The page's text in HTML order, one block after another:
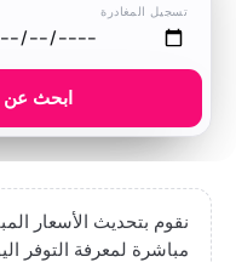
تسجيل المغادرة
ابحث عن
نقوم بتحديث الأسعار
مباشرة لمعرفة التوفر